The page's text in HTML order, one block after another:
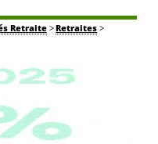
Retraite>Retraites >